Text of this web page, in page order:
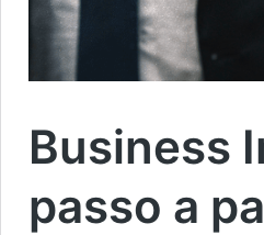
Business
passo a